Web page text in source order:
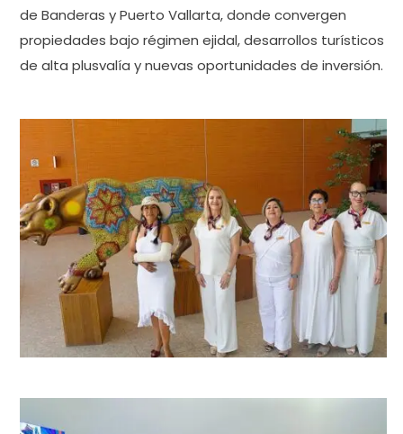
de Banderas y Puerto Vallarta, donde convergen
propiedades bajo régimen ejidal, desarrollos turísticos
de alta plusvalía y nuevas oportunidades de inversión.